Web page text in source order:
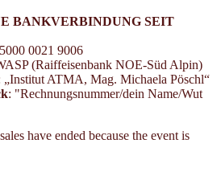
BANKVERBINDUNG SEIT
0021 9006
(Raiffeisenbank NOE-Süd Alpin)
„Institut ATMA, Mag. Michaela Pöschl“
: "Rechnungsnummer/dein Name/Wut
have ended because the event is